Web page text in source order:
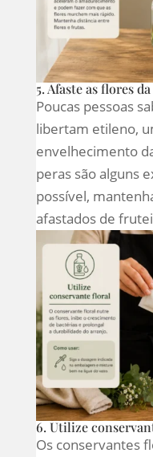
5. Afaste as flores
Poucas pessoas
libertam etileno,
envelhecimento
peras são alguns
possível,
afastados de
6. Utilize
Os conservantes